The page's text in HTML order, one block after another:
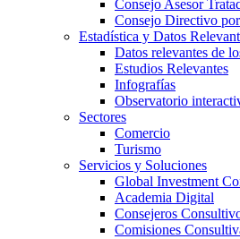
Consejo Asesor
Consejo Directivo
Estadística y Datos
Datos relevantes de
Estudios Relevantes
Infografías
Observatorio
Sectores
Comercio
Turismo
Servicios y Soluciones
Global Investment
Academia Digital
Consejeros
Comisiones